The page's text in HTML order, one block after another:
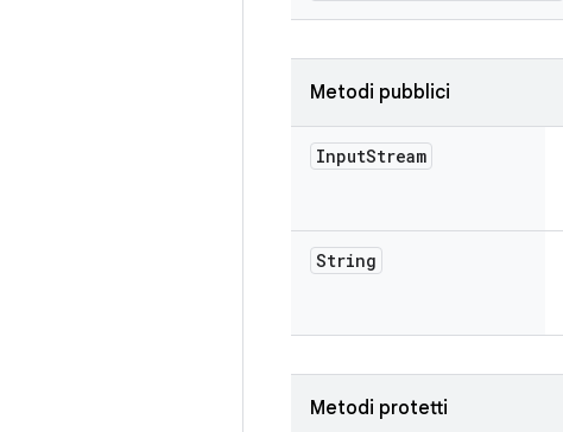
Metodi pubblici
InputStream
String
Metodi protetti